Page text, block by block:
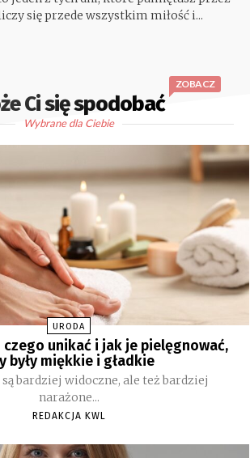
się przede wszystkim miłość i...
Ci się spodobać
ZOBACZ
Wybrane dla Ciebie
URODA
unikać i jak je pielęgnować,
były miękkie i gładkie
bardziej widoczne, ale też bardziej
narażone...
REDAKCJA KWL